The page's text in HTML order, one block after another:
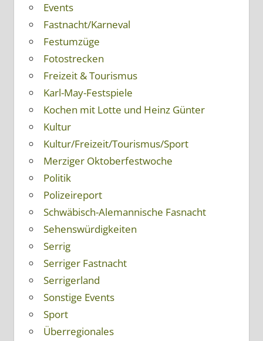
Events
Fastnacht/Karneval
Festumzüge
Fotostrecken
Freizeit & Tourismus
Karl-May-Festspiele
Kochen mit Lotte und Heinz Günter
Kultur
Kultur/Freizeit/Tourismus/Sport
Merziger Oktoberfestwoche
Politik
Polizeireport
Schwäbisch-Alemannische Fasnacht
Sehenswürdigkeiten
Serrig
Serriger Fastnacht
Serrigerland
Sonstige Events
Sport
Überregionales